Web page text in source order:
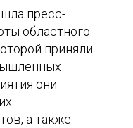
пресс-
областного
приняли
они
а также